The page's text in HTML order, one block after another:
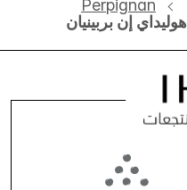
Perpignan
هوليداي إن بربينيان